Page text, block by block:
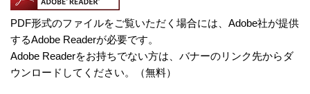
PDF形式のファイルをご覧いただく場合には、Adobe社が提供
するAdobe Readerが必要です。
Adobe Readerをお持ちでない方は、バナーのリンク先からダ
ウンロードしてください。（無料）